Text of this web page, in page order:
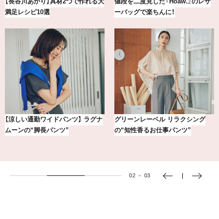
別占い
アを「眼鏡市場」で探して。
【銀座かねまつ】おしゃれ＆快適な
黒スニーカー4選
冷凍宅配食【nosh-ナッシュ】で叶
える、がんばる私の「がん…
03 － 03